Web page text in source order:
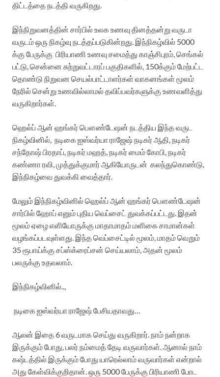
திட்டத்தை நடத்தி வருகிறது.
இந்நிறுவனத்தின் சார்பில் உலக உணவு தினத்தன்று வருடா
வருடம் ஒரு நிகழ்வு நடத்தப்படுகின்றது. இந்நிகழ்வில் 5000
க்கு பேருக்கு பிரியாணி உணவு சமைத்து காஞ்சிபுரம், செங்கல்
பட்டு, சென்னை சுற்றுவட்டாரப் பகுதிகளில், 150க்கும் மேற்பட்ட
தொண்டு நிறுவன செயல்பாட்டாளர்கள் வாகனங்கள் மூலம்
நேரில் சென்று உணவில்லாமல் தவிப்பவர்களுக்கு உணவளித்து
வருகிறார்கள்.
ஹெல்ப் ஆன் ஹங்கர் பௌண்டேஷன் நடத்திய இந்த வருட
நிகழ்வினில், நடிகை ஐஸ்வர்யா ராஜேஷ் நடிகர் ஆதி, நடிகர்
சந்தோஷ் பிரதாப், நடிகர் மஹத், நடிகர் மைம் கோபி, நடிகர்
கண்ணா ரவி, முத்துக்குமார் ஆகியோருடன் கலந்துகொண்டு,
இந்நிகழ்வை துவக்கி வைத்தார்.
மேலும் இந்நிகழ்வினில் ஹெல்ப் ஆன் ஹங்கர் பௌண்டேஷன்
சார்பில் ஹோப் எனும் புதிய வெப்சைட் துவக்கப்பட்டது. இதன்
மூலம் ஏழை எளியோருக்கு மாதாமாதம் மளிகை சாமான்கள்
வழங்கப்படவுள்ளது. இந்த வெப்சைட்டில் மூலம், மாதம் வெறும்
35 ரூபாய்க்கு சப்ஸ்க்ரைப்சன் செய்யலாம், அதன் மூலம்
பலருக்கு உதவலாம்.
இந்நிகழ்வினில்..,
நடிகை ஐஸ்வர்யா ராஜேஷ் பேசியதாவது…
ஆலன் இதை 6 வருடமாக செய்து வருகிறார். நாம் நன்றாக
இருக்கும் போது, பலர் நம்மைத் தேடி வருவார்கள். ஆனால் நாம்
கஷ்டத்தில் இருக்கும் போது யாரெல்லாம் வருவார்கள் என்றால்
அது கேள்விக்குறிதான். ஒரு 5000 பேருக்கு பிரியாணி போட